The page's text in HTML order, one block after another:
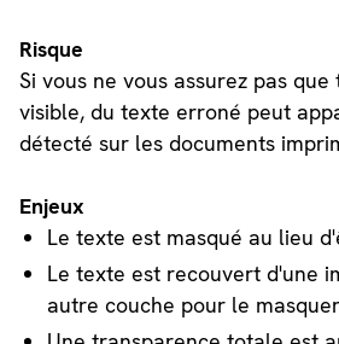
Risque
Si vous ne vous assurez pas
visible, du texte erroné peut
détecté sur les documents
Enjeux
Le texte est masqué au lieu
Le texte est recouvert d'une
autre couche pour le